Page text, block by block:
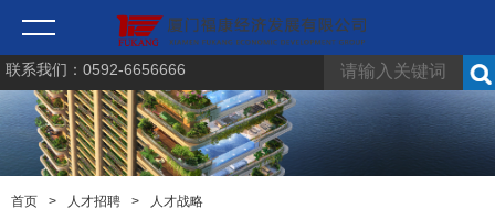
联系我们：0592-6656666
首页 > 人才招聘 > 人才战略